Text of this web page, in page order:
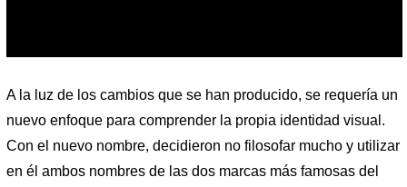
A la luz de los cambios que se han producido, se requería un
nuevo enfoque para comprender la propia identidad visual.
Con el nuevo nombre, decidieron no filosofar mucho y utilizar
en él ambos nombres de las dos marcas más famosas del